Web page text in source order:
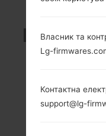
LG
СЕРІЇ
Власник та
Lg-
Контактна
support@lg-